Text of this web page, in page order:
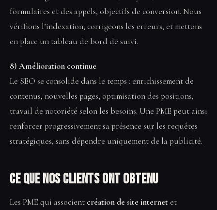
formulaires et des appels, objectifs de conversion. Nous
vérifions l’indexation, corrigeons les erreurs, et mettons
en place un tableau de bord de suivi.
8) Amélioration continue
Le SEO se consolide dans le temps : enrichissement de
contenus, nouvelles pages, optimisation des positions,
travail de notoriété selon les besoins. Une PME peut ainsi
renforcer progressivement sa présence sur les requêtes
stratégiques, sans dépendre uniquement de la publicité.
Ce que nos clients ont obtenu
Les PME qui associent création de site internet et